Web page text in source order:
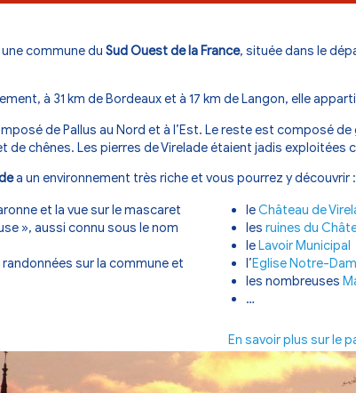
Virelade est une commune duSud Ouest de la
du département, à 31 km de
et à 17
est composé de Pallus au Nord et à
de pins et de chênes. Les pierres de
deVireladea un environnement très riche et
bord de la Garonne et la vue sur le mascaret
« La Barbouse », aussi connu sous le nom
»
sentiers de randonnées sur la commune et